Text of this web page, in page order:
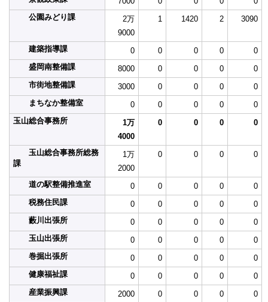
公園みどり課
2万
9000
1 1420 2 3090
建築指導課 0 0 0 0
0
盛岡南整備課
8000 0 0 0
0
市街地整備課
3000 0 0 0
0
まちなか整備室
0 0 0 0
0
玉山総合事務所
1万
4000
0 0 0 0
玉山総合事務所総務
課
1万
2000
0 0 0 0
道の駅整備推進室 0 0 0 0
0
税務住民課
0 0 0 0
0
藪川出張所
0 0 0 0
0
玉山出張所
0 0 0 0
0
巻掘出張所
0 0 0 0
0
健康福祉課
0 0 0 0
0
産業振興課
2000 0 0 0
0